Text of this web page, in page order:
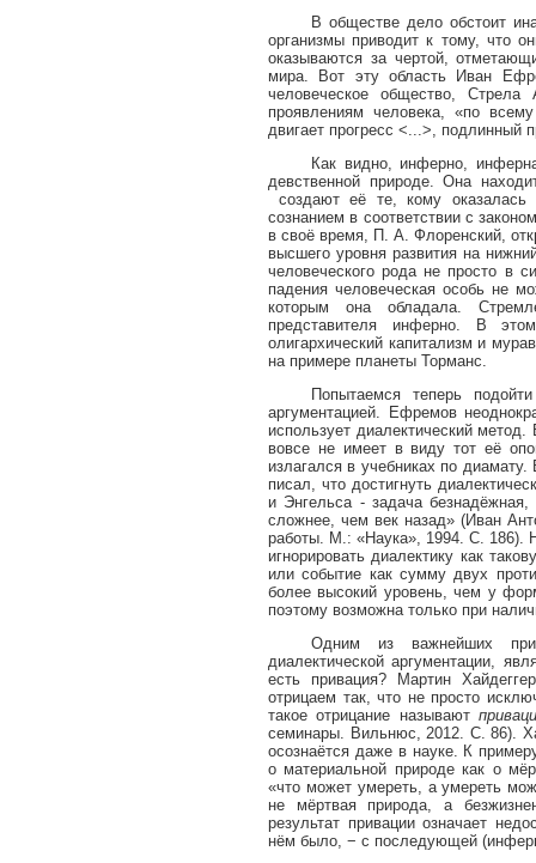
В обществе дело обстоит
организмы приводит к тому, что
оказываются за чертой,
мира. Вот эту область Иван
человеческое общество,
проявлениям человека, «по
двигает прогресс <...>, подлинный
Как видно, инферно,
девственной природе. Она
создают её те, кому оказалась
сознанием в соответствии с
в своё время, П. А. Флоренский,
высшего уровня развития на
человеческого рода не просто в
падения человеческая особь не
которым она обладала.
представителя инферно. В
олигархический капитализм и
на примере планеты Торманс.
Попытаемся теперь
аргументацией. Ефремов
использует диалектический
вовсе не имеет в виду тот её
излагался в учебниках по
писал, что достигнуть
и Энгельса - задача
сложнее, чем век назад» (Иван
работы. М.: «Наука», 1994. С. 186).
игнорировать диалектику как
или событие как сумму двух
более высокий уровень, чем у
поэтому возможна только при
Одним из важнейших
диалектической аргументации,
есть привация? Мартин
отрицаем так, что не просто
такое отрицание называют
семинары. Вильнюс, 2012. С. 86).
осознаётся даже в науке. К
о материальной природе как о
«что может умереть, а умереть
не мёртвая природа, а
результат привации означает
нём было, − с последующей